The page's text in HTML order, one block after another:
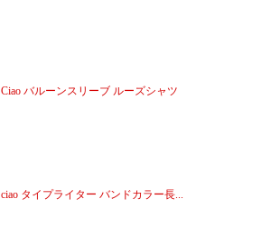
Ciao バルーンスリーブ ルーズシャツ
ciao タイプライター バンドカラー長...